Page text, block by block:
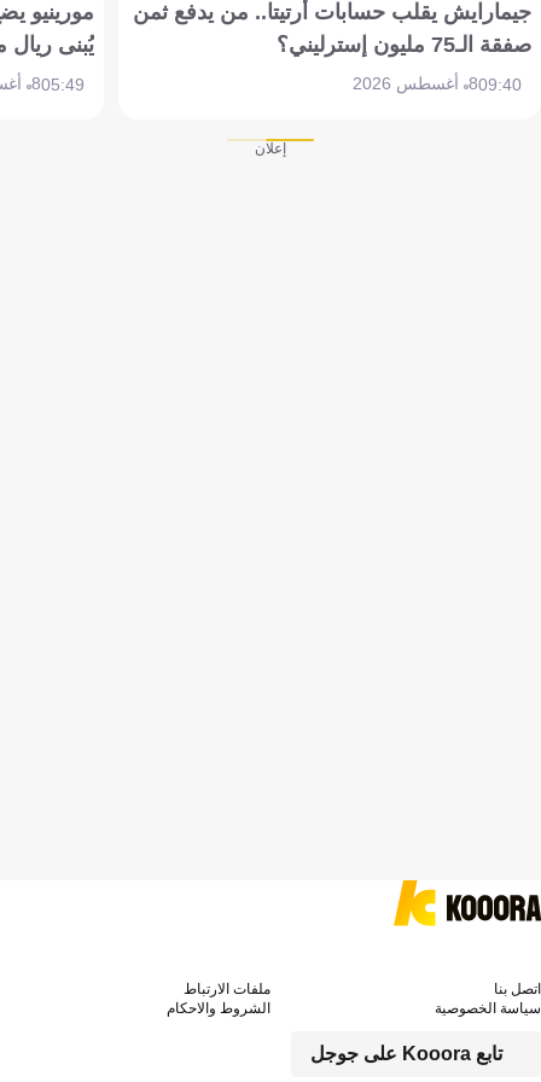
جيمارايش يقلب حسابات أرتيتا.. من يدفع ثمن
صفقة الـ75 مليون إسترليني؟
09:408 أغسطس 2026
مورينيو
يُبنى ريال
05:498 أغسطس 2026
إعلان
تابع Kooora على جوجل
اتصل بنا
ملفات الارتباط
سياسة الخصوصية
الشروط والاحكام